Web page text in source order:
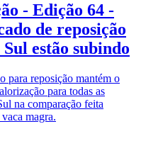
- Edição 64 -
de reposição
estão subindo
para reposição mantém o
para todas as
na comparação feita
magra.